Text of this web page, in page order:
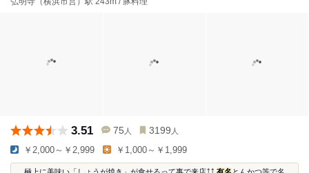
3.51 75 人 3199 人
￥2,000～￥2,999 ￥1,000～￥1,999